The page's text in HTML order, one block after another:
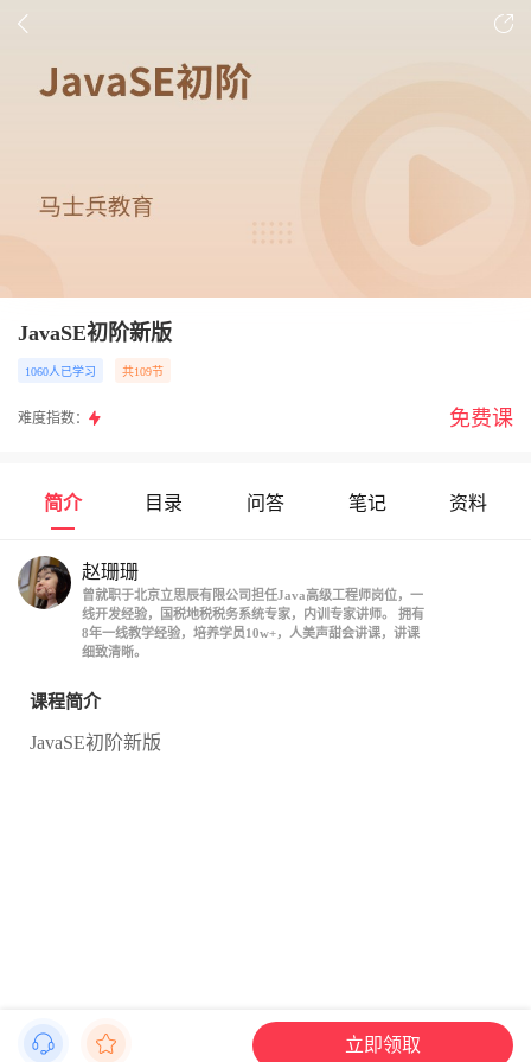
JavaSE初阶新版
1060人已学习 共109节
难度指数： 免费课
简介 目录 问答 笔记 资料
赵珊珊
曾就职于北京立思辰有限公司担任Java高级工程师岗位，一
线开发经验，国税地税税务系统专家，内训专家讲师。 拥有
8年一线教学经验，培养学员10w+，人美声甜会讲课，讲课
细致清晰。
课程简介
JavaSE初阶新版
立即领取